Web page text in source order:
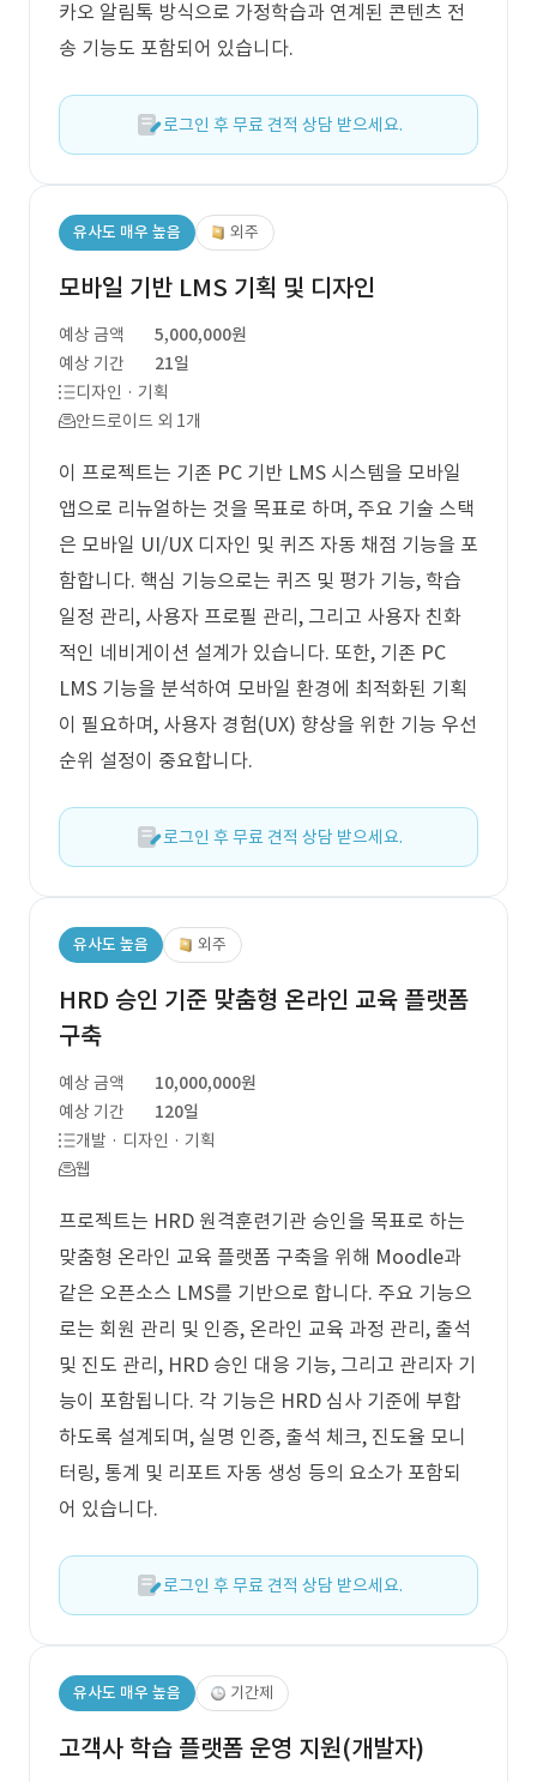
카오 알림톡 방식으로 가정학습과 연계된 콘텐츠 전
송 기능도 포함되어 있습니다.
로그인 후 무료 견적 상담 받으세요.
유사도 매우 높음 외주
모바일 기반 LMS 기획 및 디자인
예상 금액
5,000,000원
예상 기간
21일
디자인 · 기획
안드로이드 외 1개
이 프로젝트는 기존 PC 기반 LMS 시스템을 모바일
앱으로 리뉴얼하는 것을 목표로 하며, 주요 기술 스택
은 모바일 UI/UX 디자인 및 퀴즈 자동 채점 기능을 포
함합니다. 핵심 기능으로는 퀴즈 및 평가 기능, 학습
일정 관리, 사용자 프로필 관리, 그리고 사용자 친화
적인 네비게이션 설계가 있습니다. 또한, 기존 PC
LMS 기능을 분석하여 모바일 환경에 최적화된 기획
이 필요하며, 사용자 경험(UX) 향상을 위한 기능 우선
순위 설정이 중요합니다.
로그인 후 무료 견적 상담 받으세요.
유사도 높음 외주
HRD 승인 기준 맞춤형 온라인 교육 플랫폼
구축
예상 금액
10,000,000원
예상 기간
120일
개발 · 디자인 · 기획
웹
프로젝트는 HRD 원격훈련기관 승인을 목표로 하는
맞춤형 온라인 교육 플랫폼 구축을 위해 Moodle과
같은 오픈소스 LMS를 기반으로 합니다. 주요 기능으
로는 회원 관리 및 인증, 온라인 교육 과정 관리, 출석
및 진도 관리, HRD 승인 대응 기능, 그리고 관리자 기
능이 포함됩니다. 각 기능은 HRD 심사 기준에 부합
하도록 설계되며, 실명 인증, 출석 체크, 진도율 모니
터링, 통계 및 리포트 자동 생성 등의 요소가 포함되
어 있습니다.
로그인 후 무료 견적 상담 받으세요.
유사도 매우 높음 기간제
고객사 학습 플랫폼 운영 지원(개발자)